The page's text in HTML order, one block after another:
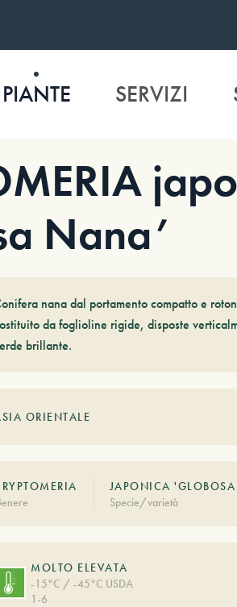
PIANTE SERVIZI
Nana’
nana dal portamento compatto e
da foglioline rigide, disposte
brillante.
ORIENTALE
JAPONICA
Specie/varietà
MOLTO ELEVATA
-15°C / -45°C USDA
1-6